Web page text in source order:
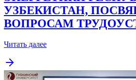
УЗБЕКИСТАН,
ВОПРОСАМ
Читать далее